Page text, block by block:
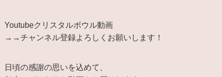
Youtubeクリスタルボウル動画
→→チャンネル登録よろしくお願いします！
日頃の感謝の思いを込めて、